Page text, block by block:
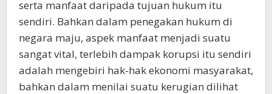
serta manfaat daripada tujuan hukum itu
sendiri. Bahkan dalam penegakan hukum di
negara maju, aspek manfaat menjadi suatu
sangat vital, terlebih dampak korupsi itu sendiri
adalah mengebiri hak-hak ekonomi masyarakat,
bahkan dalam menilai suatu kerugian dilihat